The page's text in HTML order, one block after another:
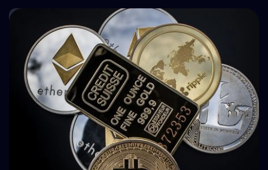
How BuyBack Protection Works in P2P Lending
(and What It Doesn't Do)